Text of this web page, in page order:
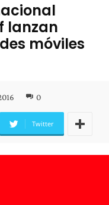
lanzan
móviles
0
Twitter